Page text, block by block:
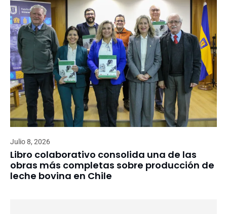
Julio 8, 2026
Libro colaborativo consolida una de las
obras más completas sobre producción de
leche bovina en Chile